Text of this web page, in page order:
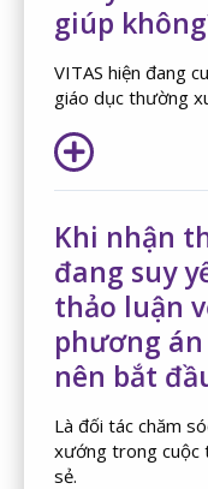
giúp
VITAS hiện đang
giáo dục thường
Khi nhận
đang suy
thảo luận
phương
nên bắt
Là đối tác chăm
xướng trong cuộc
sẻ.